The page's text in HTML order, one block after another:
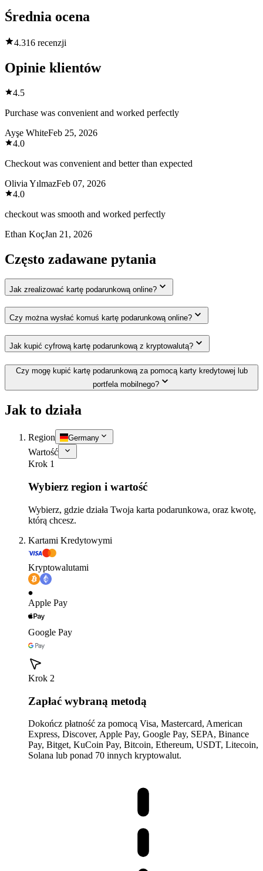
Średnia ocena
4.316 recenzji
Opinie klientów
4.5
Purchase was convenient and worked perfectly
Ayşe WhiteFeb 25, 2026
4.0
Checkout was convenient and better than expected
Olivia YılmazFeb 07, 2026
4.0
checkout was smooth and worked perfectly
Ethan KoçJan 21, 2026
Często zadawane pytania
Jak zrealizować kartę podarunkową online?
Czy można wysłać komuś kartę podarunkową online?
Jak kupić cyfrową kartę podarunkową z kryptowalutą?
Czy mogę kupić kartę podarunkową za pomocą karty kredytowej lub
portfela mobilnego?
Jak to działa
Region Germany
Wartość
Krok 1
Wybierz region i wartość
Wybierz, gdzie działa Twoja karta podarunkowa, oraz kwotę,
którą chcesz.
Kartami Kredytowymi
Kryptowalutami
Apple Pay
Google Pay
Krok 2
Zapłać wybraną metodą
Dokończ płatność za pomocą Visa, Mastercard, American
Express, Discover, Apple Pay, Google Pay, SEPA, Binance
Pay, Bitget, KuCoin Pay, Bitcoin, Ethereum, USDT, Litecoin,
Solana lub ponad 70 innych kryptowalut.